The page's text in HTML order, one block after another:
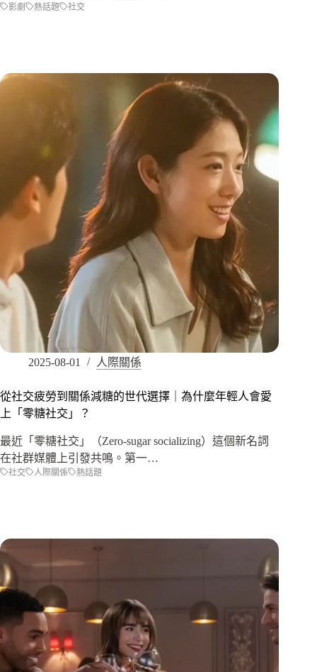
影劇 熱話題 社交
2025-08-01 人際關係
從社交疲勞到關係減糖的世代選擇｜為什麼年輕人會愛
上「零糖社交」？
最近「零糖社交」（Zero-sugar socializing）這個新名詞
在社群媒體上引發共鳴。第一…
社交 人際關係 熱話題